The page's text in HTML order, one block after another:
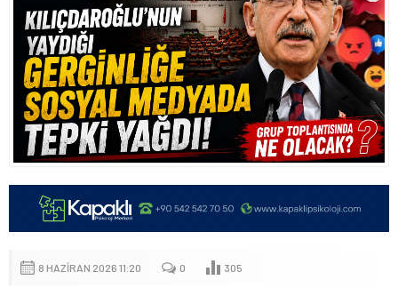
8 HAZIRAN 2026 11:20 0 305